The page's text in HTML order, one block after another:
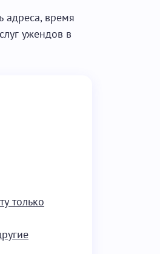
адреса, время
ужендов в
только